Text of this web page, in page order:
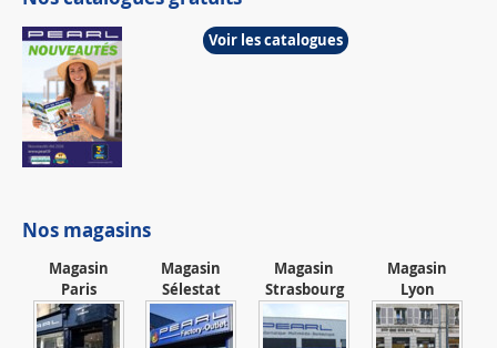
Voir les catalogues
Nos magasins
Magasin
Paris
Magasin
Sélestat
Magasin
Strasbourg
Magasin
Lyon